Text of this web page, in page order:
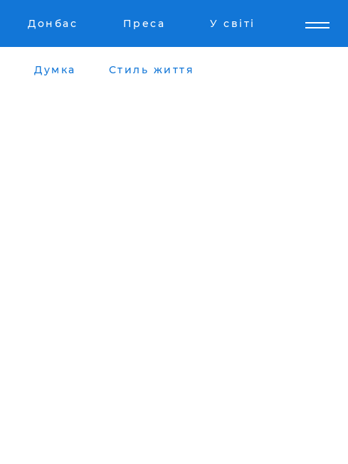
Донбас Преса У світі
Думка Стиль життя